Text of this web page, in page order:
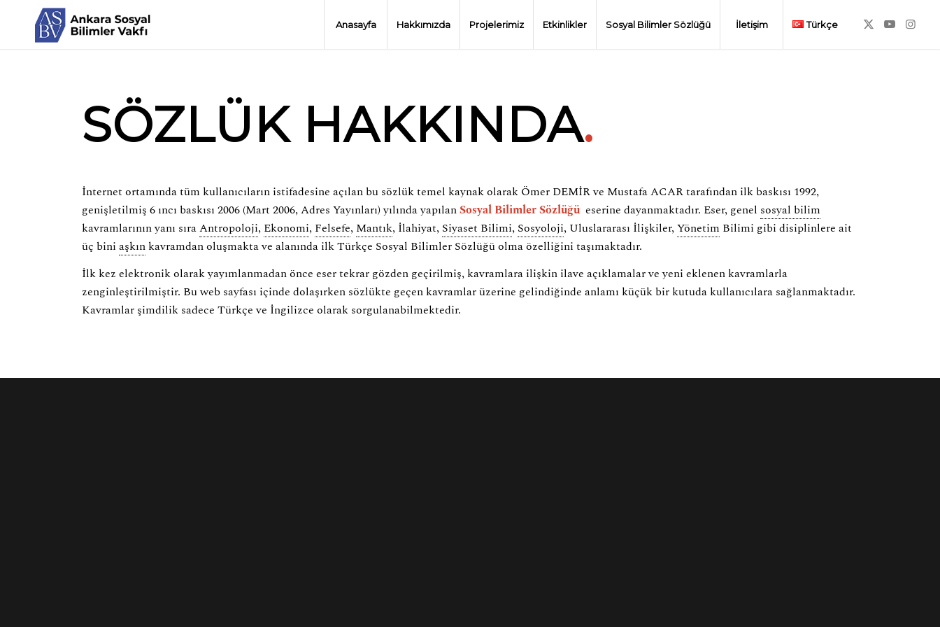
Anasayfa Hakkımızda Projelerimiz Etkinlikler Sosyal Bilimler Sözlüğü İletişim Türkçe
SÖZLÜK HAKKINDA.
İnternet ortamında tüm kullanıcıların istifadesine açılan bu sözlük temel kaynak olarak Ömer DEMİR ve Mustafa ACAR tarafından ilk baskısı 1992,
genişletilmiş 6 ıncı baskısı 2006 (Mart 2006, Adres Yayınları) yılında yapılanSosyal Bilimler Sözlüğü eserine dayanmaktadır. Eser, genel sosyal bilim
kavramlarının yanı sıraAntropoloji, Ekonomi, Felsefe, Mantık, İlahiyat, Siyaset Bilimi, Sosyoloji, Uluslararası İlişkiler,Yönetim Bilimi gibi disiplinlere ait
üç biniaşkın kavramdan oluşmakta ve alanında ilk Türkçe Sosyal Bilimler Sözlüğü olma özelliğini taşımaktadır.
İlk kez elektronik olarak yayımlanmadan önce eser tekrar gözden geçirilmiş, kavramlara ilişkin ilave açıklamalar ve yeni eklenen kavramlarla
zenginleştirilmiştir. Bu web sayfası içinde dolaşırken sözlükte geçen kavramlar üzerine gelindiğinde anlamı küçük bir kutuda kullanıcılara sağlanmaktadır.
Kavramlar şimdilik sadece Türkçe ve İngilizce olarak sorgulanabilmektedir.